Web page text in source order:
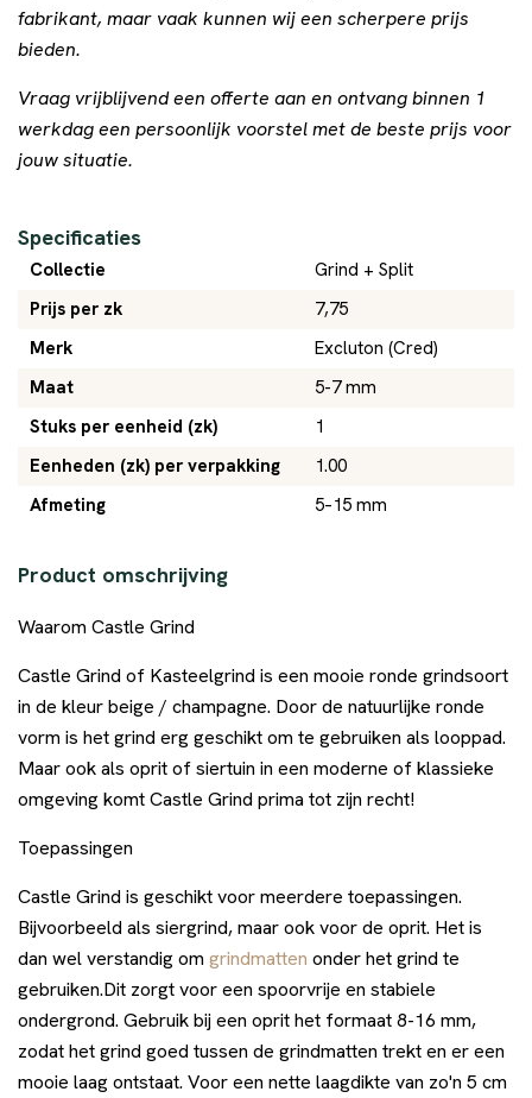
fabrikant, maar vaak kunnen wij een scherpere prijs
bieden.
Vraag vrijblijvend een offerte aan en ontvang binnen 1
werkdag een persoonlijk voorstel met de beste prijs voor
jouw situatie.
Specificaties
Collectie
Grind + Split
Prijs per zk
7,75
Merk
Excluton (Cred)
Maat
5-7 mm
Stuks per eenheid (zk)
1
Eenheden (zk) per verpakking
1.00
Afmeting
5–15 mm
Product omschrijving
Waarom Castle Grind
Castle Grind of Kasteelgrind is een mooie ronde grindsoort
in de kleur beige / champagne. Door de natuurlijke ronde
vorm is het grind erg geschikt om te gebruiken als looppad.
Maar ook als oprit of siertuin in een moderne of klassieke
omgeving komt Castle Grind prima tot zijn recht!
Toepassingen
Castle Grind is geschikt voor meerdere toepassingen.
Bijvoorbeeld als siergrind, maar ook voor de oprit. Het is
dan wel verstandig om grindmatten onder het grind te
gebruiken.Dit zorgt voor een spoorvrije en stabiele
ondergrond. Gebruik bij een oprit het formaat 8-16 mm,
zodat het grind goed tussen de grindmatten trekt en er een
mooie laag ontstaat. Voor een nette laagdikte van zo'n 5 cm